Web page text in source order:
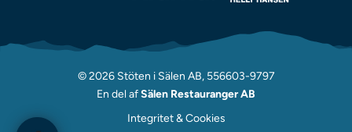
© 2026 Stöten i Sälen AB, 556603-9797
En del afSälen Restauranger AB
Integritet & Cookies